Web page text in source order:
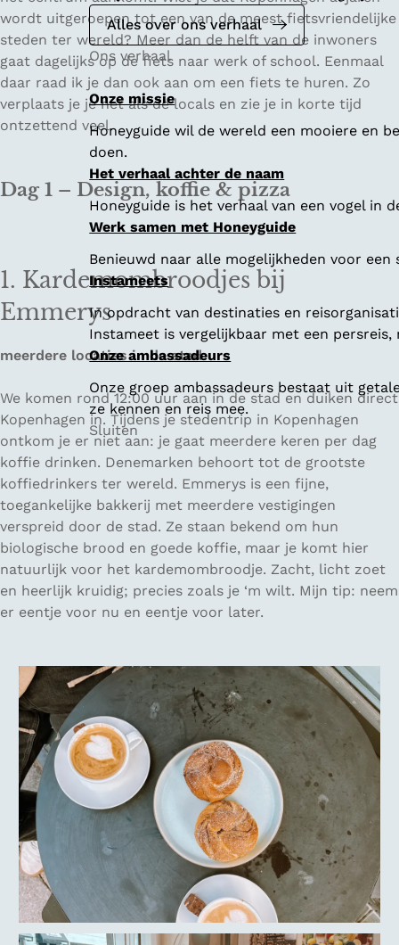
Alles over ons verhaal
Ons verhaal
Onze missie
Honeyguide wil de wereld een mooiere en
doen.
Het verhaal achter de naam
Honeyguide is het verhaal van een vogel in
Werk samen met Honeyguide
Benieuwd naar alle mogelijkheden voor
Instameets
In opdracht van destinaties en
Instameet is vergelijkbaar met een
Onze ambassadeurs
Onze groep ambassadeurs bestaat uit
ze kennen en reis mee.
Sluiten
wordt uitgeroepen tot een van de meest fietsvriendelijke
steden ter wereld? Meer dan de helft van de inwoners
gaat dagelijks op de fiets naar werk of school. Eenmaal
daar raad ik je dan ook aan om een fiets te huren. Zo
verplaats je je net als de locals en zie je in korte tijd
ontzettend veel.
Dag 1 – Design, koffie & pizza
1. Kardemombroodjes bij
Emmerys
meerdere locaties in de stad
We komen rond 12:00 uur aan in de stad en duiken direct
Kopenhagen in. Tijdens je stedentrip in Kopenhagen
ontkom je er niet aan: je gaat meerdere keren per dag
koffie drinken. Denemarken behoort tot de grootste
koffiedrinkers ter wereld. Emmerys is een fijne,
toegankelijke bakkerij met meerdere vestigingen
verspreid door de stad. Ze staan bekend om hun
biologische brood en goede koffie, maar je komt hier
natuurlijk voor het kardemombroodje. Zacht, licht zoet
en heerlijk kruidig; precies zoals je ‘m wilt. Mijn tip: neem
er eentje voor nu en eentje voor later.